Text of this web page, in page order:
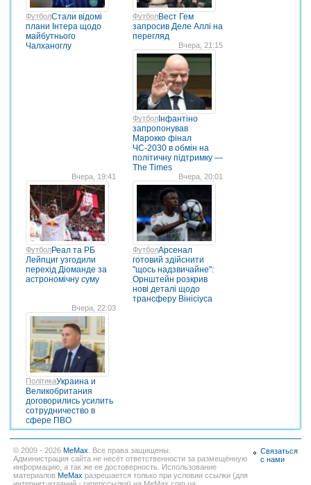
ФутболСтали відомі
плани Інтера щодо
майбутнього
Чалханоглу
ФутболВест Гем
запросив Деле Аллі на
перегляд
Вчера, 21:15
ФутболІнфантіно
запропонував
Марокко фінал
ЧС-2030 в обмін на
політичну підтримку —
The Times
Вчера, 19:41
ФутболРеал та РБ
Лейпциг узгодили
перехід Діоманде за
астрономічну суму
Вчера, 20:01
ФутболАрсенал
готовий здійснити
"щось надзвичайне":
Орнштейн розкрив
нові деталі щодо
трансферу Вінісіуса
Вчера, 22:03
ПолітикаУкраина и
Великобритания
договорились усилить
сотрудничество в
сфере ПВО
© 2009 - 2026 MeMax . Все права защищены.
Администрация сайта не несёт ответственности за размещённую
информацию, а так же ее достоверность. Использование
материалов MeMax разрешается только при условии ссылки (для
интернет-изданий - гиперссылки) на MeMax.com.ua.
Связаться
с нами